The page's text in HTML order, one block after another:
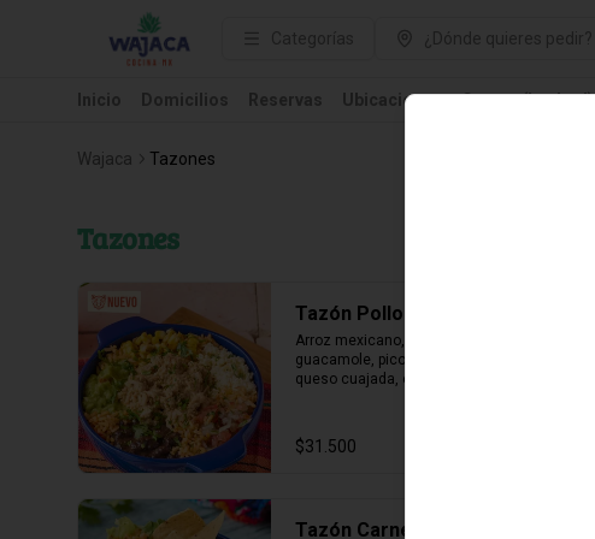
Categorías ¿Dónde quieres pedir?
Inicio Domicilios Reservas Ubicaciones Cuates (Lealtad)
Wajaca Tazones
Tazones
Tazón Pollo Chipotle
Arroz mexicano, pollo chipotle,
guacamole, pico de gallo, frijolitos,
queso cuajada, elote desgranado,
chipotle.
$31.500
Tazón Carne Wajaca